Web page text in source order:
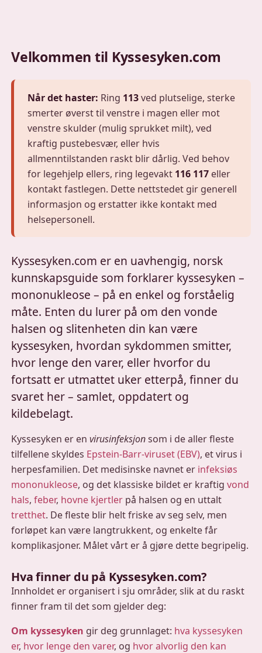
Velkommen til Kyssesyken.com
Når det haster: Ring 113ved plutselige, sterke
smerter øverst til venstre i magen eller mot
venstre skulder (mulig sprukket milt), ved
kraftig pustebesvær, eller hvis
allmenntilstanden raskt blir dårlig. Ved behov
for legehjelp ellers, ring legevakt 116 117eller
kontakt fastlegen. Dette nettstedet gir generell
informasjon og erstatter ikke kontakt med
helsepersonell.
Kyssesyken.com er en uavhengig, norsk
kunnskapsguide som forklarer kyssesyken –
mononukleose – på en enkel og forståelig
måte. Enten du lurer på om den vonde
halsen og slitenheten din kan være
kyssesyken, hvordan sykdommen smitter,
hvor lenge den varer, eller hvorfor du
fortsatt er utmattet uker etterpå, finner du
svaret her – samlet, oppdatert og
kildebelagt.
Kyssesyken er envirusinfeksjonsom i de aller fleste
tilfellene skyldes Epstein-Barr-viruset (EBV), et virus i
herpesfamilien. Det medisinske navnet er infeksiøs
mononukleose, og det klassiske bildet er kraftigvond
hals,feber, hovne kjertler på halsen og en uttalt
tretthet. De fleste blir helt friske av seg selv, men
forløpet kan være langtrukkent, og enkelte får
komplikasjoner. Målet vårt er å gjøre dette begripelig.
Hva finner du på Kyssesyken.com?
Innholdet er organisert i sju områder, slik at du raskt
finner fram til det som gjelder deg:
Om kyssesyken gir deg grunnlaget: hva kyssesyken
er, hvor lenge den varer, og hvor alvorlig den kan